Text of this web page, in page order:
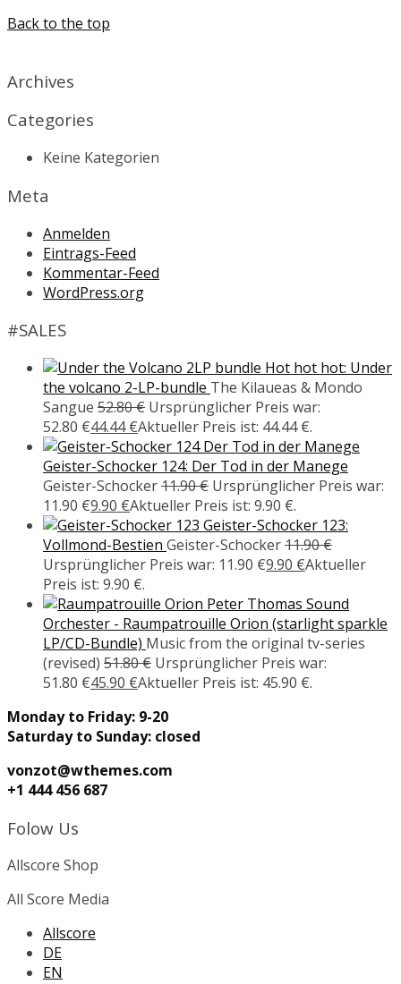
Back to the top
Archives
Categories
Keine Kategorien
Meta
Anmelden
Eintrags-Feed
Kommentar-Feed
WordPress.org
#SALES
Hot hot hot: Under
the volcano 2-LP-bundle The Kilaueas & Mondo
Sangue 52.80€ Ursprünglicher Preis war:
52.80 €44.44€Aktueller Preis ist: 44.44 €.
Geister-Schocker 124: Der Tod in der Manege
Geister-Schocker11.90€ Ursprünglicher Preis war:
11.90 €9.90 €Aktueller Preis ist: 9.90 €.
Geister-Schocker 123:
Vollmond-Bestien Geister-Schocker11.90€
Ursprünglicher Preis war: 11.90 €9.90 €Aktueller
Preis ist: 9.90 €.
Peter Thomas Sound
Orchester - Raumpatrouille Orion (starlight sparkle
LP/CD-Bundle) Music from the original tv-series
(revised) 51.80€ Ursprünglicher Preis war:
51.80 €45.90 €Aktueller Preis ist: 45.90 €.
Monday to Friday: 9-20
Saturday to Sunday: closed
vonzot@wthemes.com
+1 444 456 687
Folow Us
Allscore Shop
All Score Media
Allscore
DE
EN